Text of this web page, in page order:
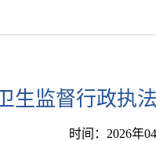
生监督行政执
时间：2026年